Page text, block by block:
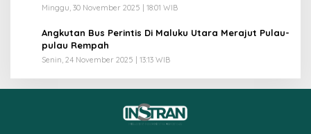
Minggu, 30 November 2025 | 18:01 WIB
Angkutan Bus Perintis Di Maluku Utara Merajut Pulau-
pulau Rempah
Senin, 24 November 2025 | 13:13 WIB